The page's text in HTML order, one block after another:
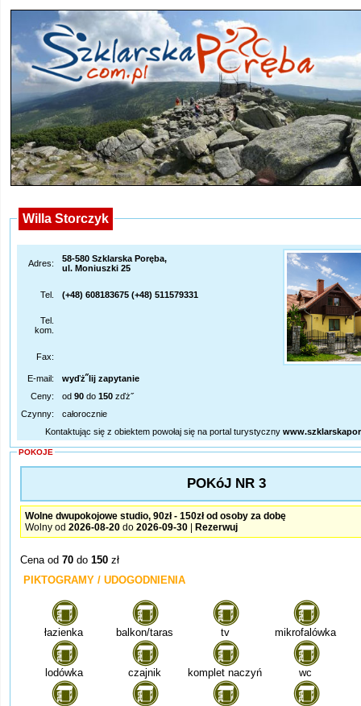
Willa Storczyk
Adres:
58-580 Szklarska Poręba,
ul. Moniuszki 25
Tel. (+48) 608183675 (+48) 511579331
Tel.
kom.
Fax:
E-mail:
wyďż˝lij zapytanie
Ceny:
od 90 do 150 zďż˝
Czynny:
całorocznie
Kontaktując się z obiektem powołaj się na portal turystyczny
POKOJE
POKóJ NR 3
Wolne dwupokojowe studio, 90zł - 150zł od osoby za dobę
Wolny od 2026-08-20 do 2026-09-30 Rezerwuj
Cena od 70 do 150 zł
PIKTOGRAMY / UDOGODNIENIA
łazienka balkon/taras tv mikrofalówka
lodówka czajnik komplet naczyń wc